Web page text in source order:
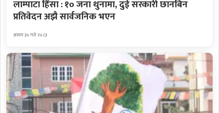
लाम्पाटा हिंसा : १० जना थुनामा, दुई सरकारी छानबिन
प्रतिवेदन अझै सार्वजनिक भएन
असार ३० गते २०८३